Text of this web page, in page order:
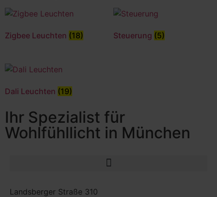
Zigbee Leuchten (18) Steuerung (5)
Dali Leuchten (19)
Ihr Spezialist für
Wohlfühllicht in München
Landsberger Straße 310